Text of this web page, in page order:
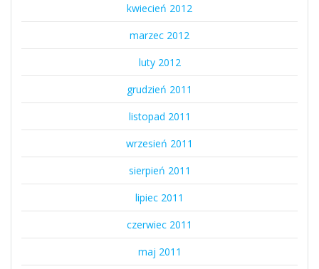
kwiecień 2012
marzec 2012
luty 2012
grudzień 2011
listopad 2011
wrzesień 2011
sierpień 2011
lipiec 2011
czerwiec 2011
maj 2011